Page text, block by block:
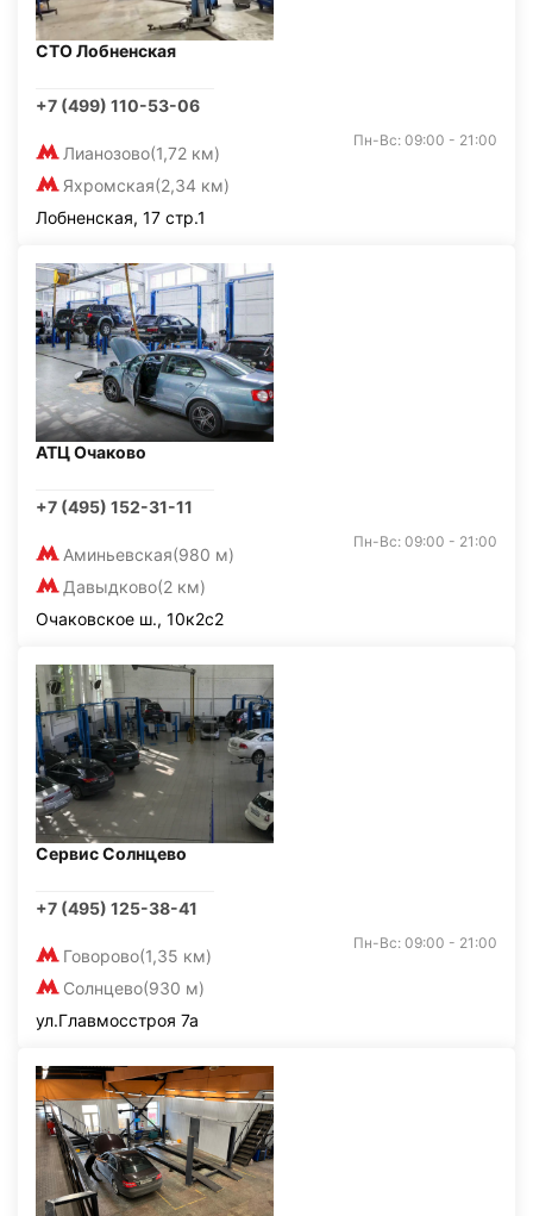
СТО Лобненская
+7 (499) 110-53-06
Лианозово(1,72 км)
Яхромская(2,34 км)
Пн-Вс: 09:00 - 21:00
Лобненская, 17 стр.1
АТЦ Очаково
+7 (495) 152-31-11
Аминьевская(980 м)
Давыдково(2 км)
Пн-Вс: 09:00 - 21:00
Очаковское ш., 10к2с2
Сервис Солнцево
+7 (495) 125-38-41
Говорово(1,35 км)
Солнцево(930 м)
Пн-Вс: 09:00 - 21:00
ул.Главмосстроя 7а